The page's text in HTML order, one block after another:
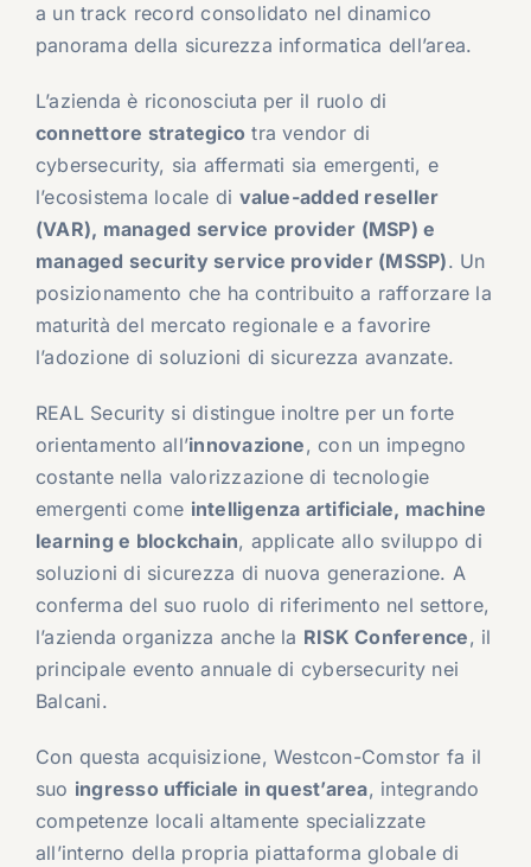
a un track record consolidato nel dinamico
panorama della sicurezza informatica dell’area.
L’azienda è riconosciuta per il ruolo di
connettore strategico tra vendor di
cybersecurity, sia affermati sia emergenti, e
l’ecosistema locale di value-added reseller
(VAR), managed service provider (MSP) e
managed security service provider (MSSP). Un
posizionamento che ha contribuito a rafforzare la
maturità del mercato regionale e a favorire
l’adozione di soluzioni di sicurezza avanzate.
REAL Security si distingue inoltre per un forte
orientamento all’innovazione, con un impegno
costante nella valorizzazione di tecnologie
emergenti come intelligenza artificiale, machine
learning e blockchain, applicate allo sviluppo di
soluzioni di sicurezza di nuova generazione. A
conferma del suo ruolo di riferimento nel settore,
l’azienda organizza anche la RISK Conference, il
principale evento annuale di cybersecurity nei
Balcani.
Con questa acquisizione, Westcon-Comstor fa il
suo ingresso ufficiale in quest’area, integrando
competenze locali altamente specializzate
all’interno della propria piattaforma globale di